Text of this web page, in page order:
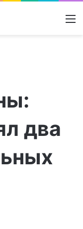
Поиск
Switch
два